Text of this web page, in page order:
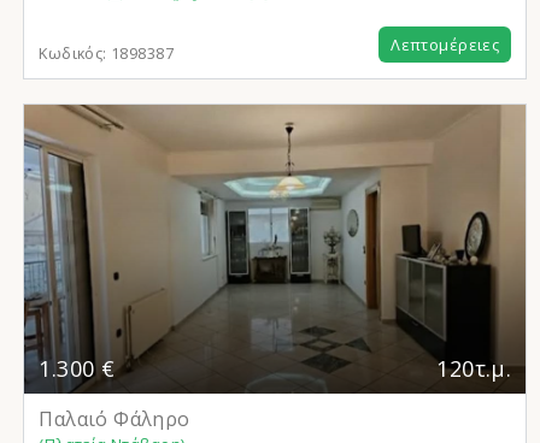
Κωδικός: 1898387 Λεπτομέρειες
1.300 € 120τ.μ.
Παλαιό Φάληρο